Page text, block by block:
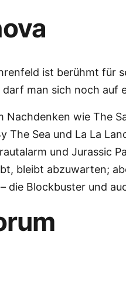
ist berühmt für
darf man sich noch auf
Nachdenken wie The
The Sea und La La
und Jurassic
bleibt abzuwarten;
die Blockbuster und